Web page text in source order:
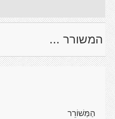
המשורר ...
הַמְּשׁוֹרֵר